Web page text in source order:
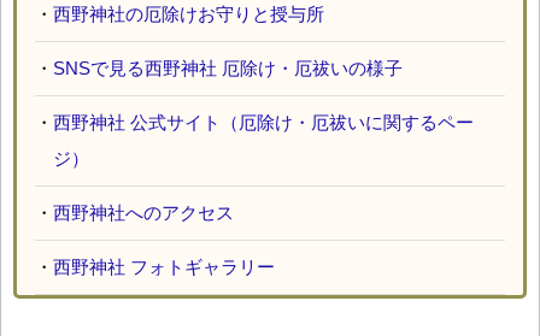
・ 西野神社の厄除けお守りと授与所
・ SNSで見る西野神社 厄除け・厄祓いの様子
・ 西野神社 公式サイト（厄除け・厄祓いに関するペー
ジ）
・ 西野神社へのアクセス
・ 西野神社 フォトギャラリー